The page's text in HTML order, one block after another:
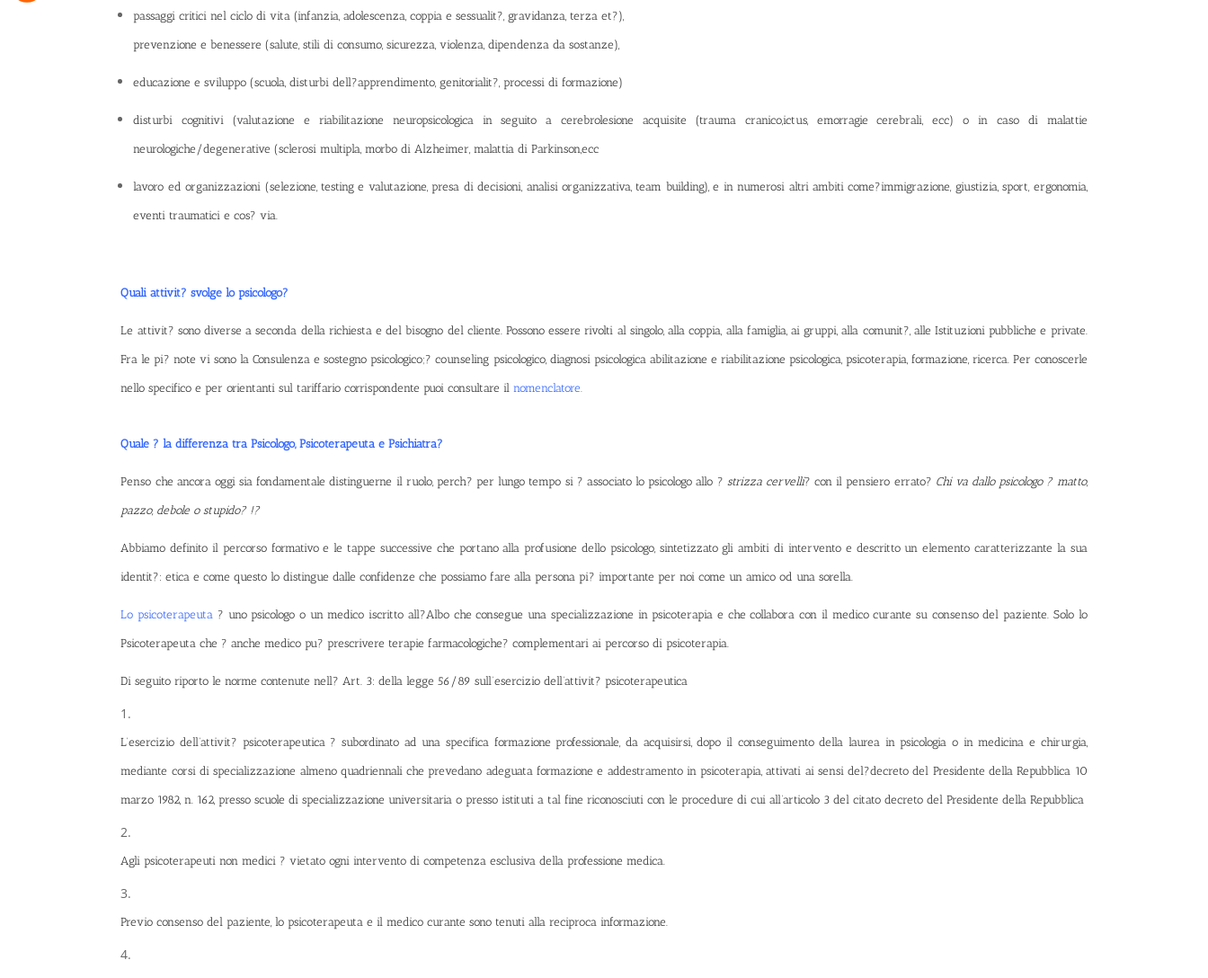
passaggi critici nel ciclo di vita (infanzia, adolescenza, coppia e sessualit?, gravidanza, terza et?),
prevenzione e benessere (salute, stili di consumo, sicurezza, violenza, dipendenza da sostanze),
educazione e sviluppo (scuola, disturbi dell?apprendimento, genitorialit?, processi di formazione)
disturbi cognitivi (valutazione e riabilitazione neuropsicologica in seguito a cerebrolesione acquisite (trauma cranico,ictus, emorragie cerebrali, ecc) o in caso di malattie
neurologiche/degenerative (sclerosi multipla, morbo di Alzheimer, malattia di Parkinson,ecc
lavoro ed organizzazioni (selezione, testing e valutazione, presa di decisioni, analisi organizzativa, team building), e in numerosi altri ambiti come?immigrazione, giustizia, sport, ergonomia,
eventi traumatici e cos? via.
Quali attivit? svolge lo psicologo?
Le attivit? sono diverse a seconda della richiesta e del bisogno del cliente. Possono essere rivolti al singolo, alla coppia, alla famiglia, ai gruppi, alla comunit?, alle Istituzioni pubbliche e private.
Fra le pi? note vi sono la Consulenza e sostegno psicologico;? counseling psicologico, diagnosi psicologica abilitazione e riabilitazione psicologica, psicoterapia, formazione, ricerca. Per conoscerle
nello specifico e per orientanti sul tariffario corrispondente puoi consultare ilnomenclatore
Quale ? la differenza tra Psicologo, Psicoterapeuta e Psichiatra?
Penso che ancora oggi sia fondamentale distinguerne il ruolo, perch? per lungo tempo si ? associato lo psicologo allo ? strizza cervelli? con il pensiero errato? Chi va dallo psicologo ? matto,
pazzo, debole o stupido? !?
Abbiamo definito il percorso formativo e le tappe successive che portano alla profusione dello psicologo, sintetizzato gli ambiti di intervento e descritto un elemento caratterizzante la sua
identit?: etica e come questo lo distingue dalle confidenze che possiamo fare alla persona pi? importante per noi come un amico od una sorella.
Lo psicoterapeuta ? uno psicologo o un medico iscritto all?Albo che consegue una specializzazione in psicoterapia e che collabora con il medico curante su consenso del paziente. Solo lo
Psicoterapeuta che ? anche medico pu? prescrivere terapie farmacologiche? complementari ai percorso di psicoterapia.
Di seguito riporto le norme contenute nell? Art. 3: della legge 56/89 sull’esercizio dell’attivit? psicoterapeutica
L’esercizio dell’attivit? psicoterapeutica ? subordinato ad una specifica formazione professionale, da acquisirsi, dopo il conseguimento della laurea in psicologia o in medicina e chirurgia,
mediante corsi di specializzazione almeno quadriennali che prevedano adeguata formazione e addestramento in psicoterapia, attivati ai sensi del?decreto del Presidente della Repubblica 10
marzo 1982, n. 162, presso scuole di specializzazione universitaria o presso istituti a tal fine riconosciuti con le procedure di cui all’articolo 3 del citato decreto del Presidente della Repubblica
Agli psicoterapeuti non medici ? vietato ogni intervento di competenza esclusiva della professione medica.
Previo consenso del paziente, lo psicoterapeuta e il medico curante sono tenuti alla reciproca informazione.